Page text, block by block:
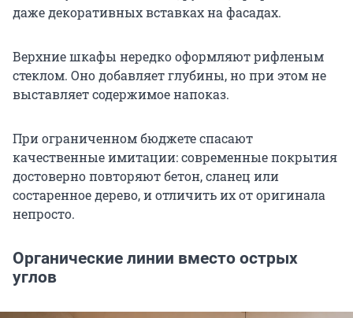
даже декоративных вставках на фасадах.
Верхние шкафы нередко оформляют рифленым
стеклом. Оно добавляет глубины, но при этом не
выставляет содержимое напоказ.
При ограниченном бюджете спасают
качественные имитации: современные покрытия
достоверно повторяют бетон, сланец или
состаренное дерево, и отличить их от оригинала
непросто.
Органические линии вместо острых
углов